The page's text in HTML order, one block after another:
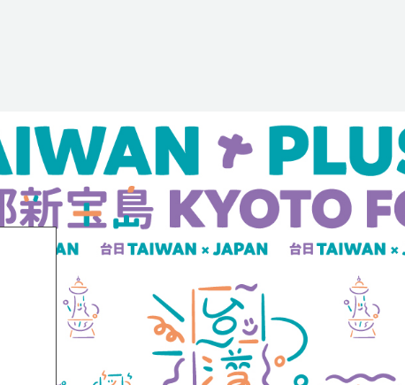
TAIWAN PLUS 2023
台日一緒に
04
TAIWAN PLUS
台湾吉日